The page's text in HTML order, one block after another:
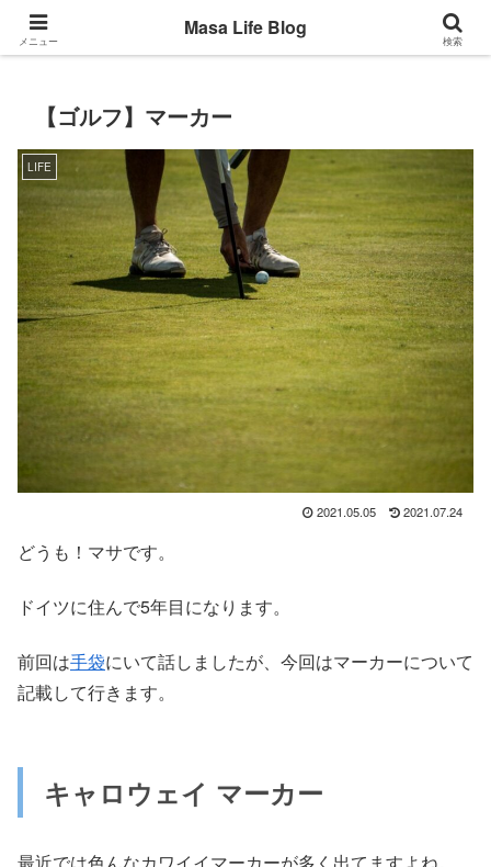
Back to the basic
【ゴルフ】マーカー
LIFE
2021.05.05 2021.07.24
どうも！マサです。
ドイツに住んで5年目になります。
前回は手袋にいて話しましたが、今回はマーカーについて
記載して行きます。
キャロウェイ マーカー
メニュー
Masa Life Blog
検索